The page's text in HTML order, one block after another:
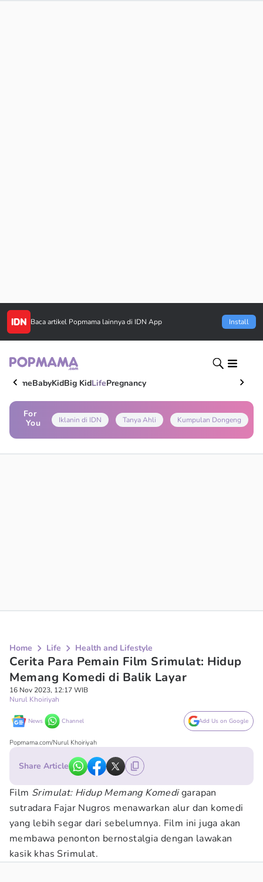
Baca artikel Popmama lainnya di IDN App Install
HomeBabyKidBig KidLifePregnancy
For
You
Iklanin di IDN Tanya Ahli Kumpulan Dongeng
Home Life Health and Lifestyle
Cerita Para Pemain Film Srimulat: Hidup
Memang Komedi di Balik Layar
16 Nov 2023, 12:17 WIB
Nurul Khoiriyah
News Channel Add Us on Google
Popmama.com/Nurul Khoiriyah
Share Article
Film Srimulat: Hidup Memang Komedigarapan
sutradara Fajar Nugros menawarkan alur dan komedi
yang lebih segar dari sebelumnya. Film ini juga akan
membawa penonton bernostalgia dengan lawakan
kasik khas Srimulat.